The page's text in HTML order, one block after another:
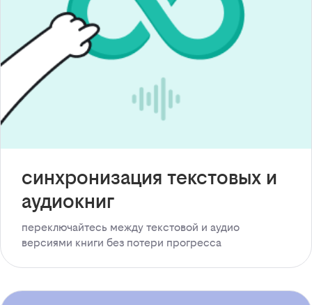
синхронизация текстовых и
аудиокниг
переключайтесь между текстовой и аудио
версиями книги без потери прогресса